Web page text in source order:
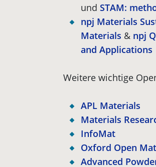
und STAM:
npj Materials
Materials & npj
and Applications
Weitere wichtige
APL Materials
Materials
InfoMat
Oxford Open
Advanced